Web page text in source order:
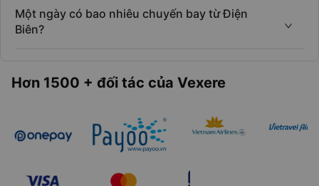
Một ngày có bao nhiêu chuyến bay từ Điện
Biên?
Hơn 1500 + đối tác của Vexere